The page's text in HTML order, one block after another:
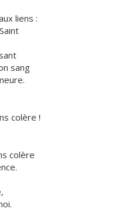
liens :
sang
colère !
colère